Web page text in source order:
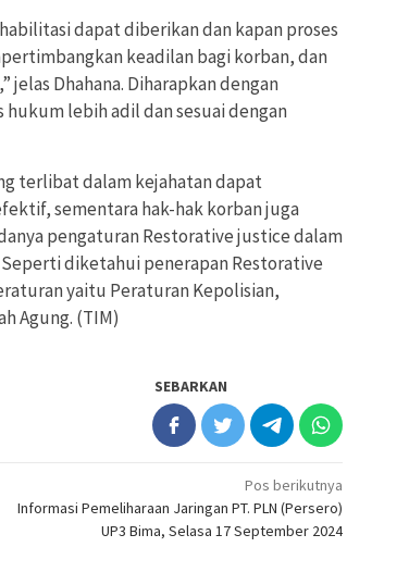
dapat diberikan dan kapan proses
keadilan bagi korban, dan
jelas Dhahana. Diharapkan dengan
hukum lebih adil dan sesuai dengan
terlibat dalam kejahatan dapat
sementara hak-hak korban juga
pengaturan Restorative justice dalam
diketahui penerapan Restorative
yaitu Peraturan Kepolisian,
Agung. (TIM)
SEBARKAN
Pos berikutnya
Informasi Pemeliharaan Jaringan PT. PLN (Persero)
UP3 Bima, Selasa 17 September 2024